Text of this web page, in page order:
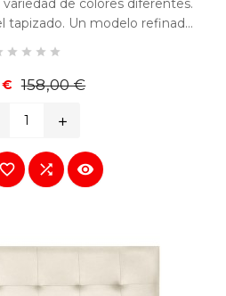
de colores diferentes.
tapizado. Un modelo refinado
   
€ 158,00 €
add
  